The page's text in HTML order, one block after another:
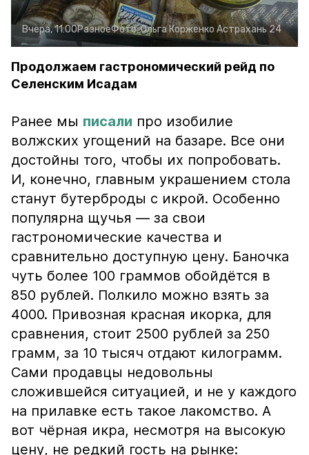
Вчера, 11:00РазноеФото:Ольга Корженко Астрахань 24
Продолжаем гастрономический рейд по
Селенским Исадам
Ранее мы писали про изобилие
волжских угощений на базаре. Все они
достойны того, чтобы их попробовать.
И, конечно, главным украшением стола
станут бутерброды с икрой. Особенно
популярна щучья — за свои
гастрономические качества и
сравнительно доступную цену. Баночка
чуть более 100 граммов обойдётся в
850 рублей. Полкило можно взять за
4000. Привозная красная икорка, для
сравнения, стоит 2500 рублей за 250
грамм, за 10 тысяч отдают килограмм.
Сами продавцы недовольны
сложившейся ситуацией, и не у каждого
на прилавке есть такое лакомство. А
вот чёрная икра, несмотря на высокую
цену, не редкий гость на рынке: